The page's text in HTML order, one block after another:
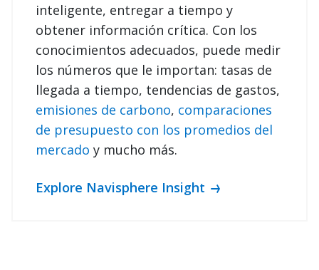
inteligente, entregar a tiempo y
obtener información crítica. Con los
conocimientos adecuados, puede medir
los números que le importan: tasas de
llegada a tiempo, tendencias de gastos,
emisiones de carbono, comparaciones
de presupuesto con los promedios del
mercado y mucho más.
Explore Navisphere Insight